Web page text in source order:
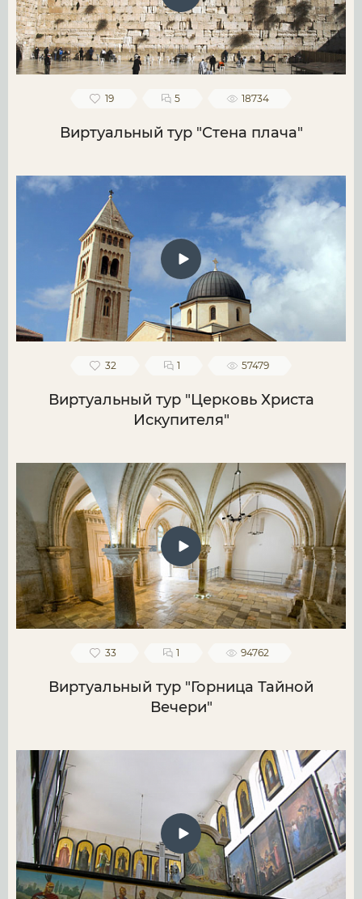
19 5 18734
Виртуальный тур "Стена плача"
32 1 57479
Виртуальный тур "Церковь Христа
Искупителя"
33 1 94762
Виртуальный тур "Горница Тайной
Вечери"